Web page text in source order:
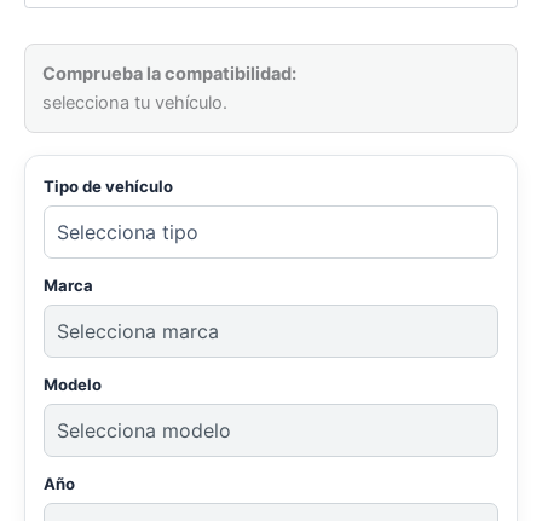
Comprueba la compatibilidad:
selecciona tu vehículo.
Tipo de vehículo
Marca
Modelo
Año